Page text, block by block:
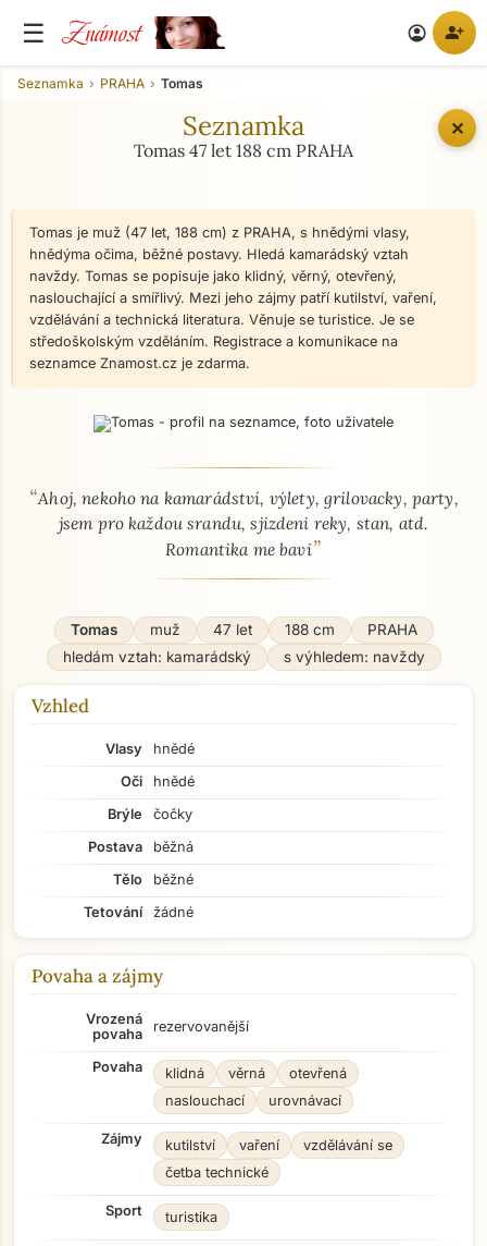
☰ Známost account_circle person_add
✕
Seznamka PRAHA Tomas
Seznamka
Tomas 47 let 188 cm PRAHA
Tomas je muž (47 let, 188 cm) z PRAHA, s hnědými vlasy,
hnědýma očima, běžné postavy. Hledá kamarádský vztah
navždy. Tomas se popisuje jako klidný, věrný, otevřený,
naslouchající a smířlivý. Mezi jeho zájmy patří kutilství, vaření,
vzdělávání a technická literatura. Věnuje se turistice. Je se
středoškolským vzděláním. Registrace a komunikace na
seznamce Znamost.cz je zdarma.
O mně - seznamka profil
“Ahoj, nekoho na kamarádství, výlety, grilovacky, party,
jsem pro každou srandu, sjizdeni reky, stan, atd.
Romantika me bavi”
Tomas muž 47 let 188 cm
PRAHA
hledám vztah: kamarádský
s výhledem: navždy
Vzhled
Vlasy
hnědé
Oči
hnědé
Brýle
čočky
Postava
běžná
Tělo
běžné
Tetování
žádné
Povaha a zájmy
Vrozená
povaha
rezervovanější
Povaha klidná věrná
otevřená
naslouchací
urovnávací
Zájmy kutilství vaření
vzdělávání se
četba technické
Sport turistika